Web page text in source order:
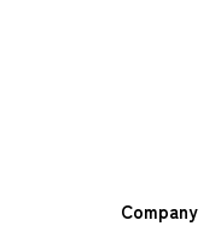
Company